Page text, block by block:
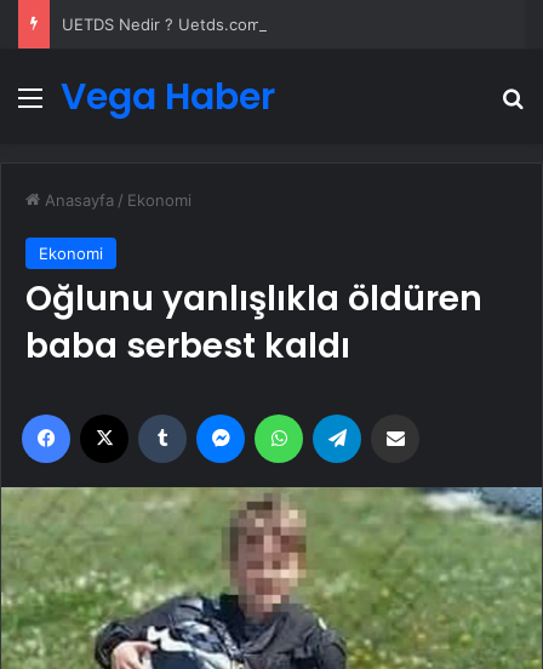
Menü
Vega Haber
Anasayfa / Ekonomi
Ekonomi
Oğlunu yanlışlıkla öldüren
baba serbest kaldı
Facebook Tumblr MessengerWhatsApp